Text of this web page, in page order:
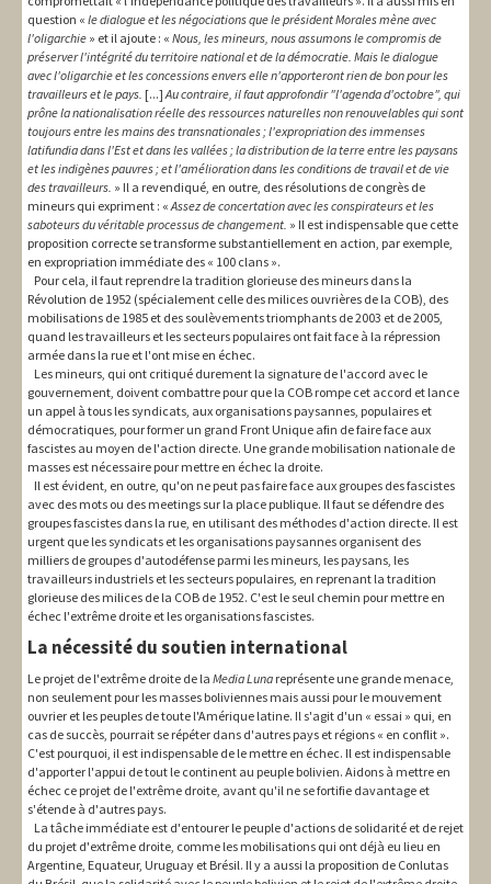
question « le dialogue et les négociations que le président Morales mène avec
l'oligarchie » et il ajoute : « Nous, les mineurs, nous assumons le compromis de
préserver l'intégrité du territoire national et de la démocratie. Mais le dialogue
avec l'oligarchie et les concessions envers elle n'apporteront rien de bon pour les
travailleurs et le pays. [...]Au contraire, il faut approfondir "l'agenda d'octobre", qui
prône la nationalisation réelle des ressources naturelles non renouvelables qui sont
toujours entre les mains des transnationales ; l'expropriation des immenses
latifundia dans l'Est et dans les vallées ; la distribution de la terre entre les paysans
et les indigènes pauvres ; et l'amélioration dans les conditions de travail et de vie
des travailleurs. » Il a revendiqué, en outre, des résolutions de congrès de
mineurs qui expriment : «Assez de concertation avec les conspirateurs et les
saboteurs du véritable processus de changement. » Il est indispensable que cette
proposition correcte se transforme substantiellement en action, par exemple,
en expropriation immédiate des « 100 clans ».
Pour cela, il faut reprendre la tradition glorieuse des mineurs dans la
Révolution de 1952 (spécialement celle des milices ouvrières de la COB), des
mobilisations de 1985 et des soulèvements triomphants de 2003 et de 2005,
quand les travailleurs et les secteurs populaires ont fait face à la répression
armée dans la rue et l'ont mise en échec.
Les mineurs, qui ont critiqué durement la signature de l'accord avec le
gouvernement, doivent combattre pour que la COB rompe cet accord et lance
un appel à tous les syndicats, aux organisations paysannes, populaires et
démocratiques, pour former un grand Front Unique afin de faire face aux
fascistes au moyen de l'action directe. Une grande mobilisation nationale de
masses est nécessaire pour mettre en échec la droite.
Il est évident, en outre, qu'on ne peut pas faire face aux groupes des fascistes
avec des mots ou des meetings sur la place publique. Il faut se défendre des
groupes fascistes dans la rue, en utilisant des méthodes d'action directe. Il est
urgent que les syndicats et les organisations paysannes organisent des
milliers de groupes d'autodéfense parmi les mineurs, les paysans, les
travailleurs industriels et les secteurs populaires, en reprenant la tradition
glorieuse des milices de la COB de 1952. C'est le seul chemin pour mettre en
échec l'extrême droite et les organisations fascistes.
La nécessité du soutien international
Le projet de l'extrême droite de la Media Luna représente une grande menace,
non seulement pour les masses boliviennes mais aussi pour le mouvement
ouvrier et les peuples de toute l'Amérique latine. Il s'agit d'un « essai » qui, en
cas de succès, pourrait se répéter dans d'autres pays et régions « en conflit ».
C'est pourquoi, il est indispensable de le mettre en échec. Il est indispensable
d'apporter l'appui de tout le continent au peuple bolivien. Aidons à mettre en
échec ce projet de l'extrême droite, avant qu'il ne se fortifie davantage et
s'étende à d'autres pays.
La tâche immédiate est d'entourer le peuple d'actions de solidarité et de rejet
du projet d'extrême droite, comme les mobilisations qui ont déjà eu lieu en
Argentine, Equateur, Uruguay et Brésil. Il y a aussi la proposition de Conlutas